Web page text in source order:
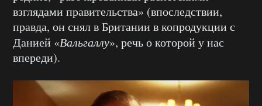
взглядами правительства» (впоследствии,
правда, он снял в Британии в копродукции с
Данией «Вальгаллу», речь о которой у нас
впереди).